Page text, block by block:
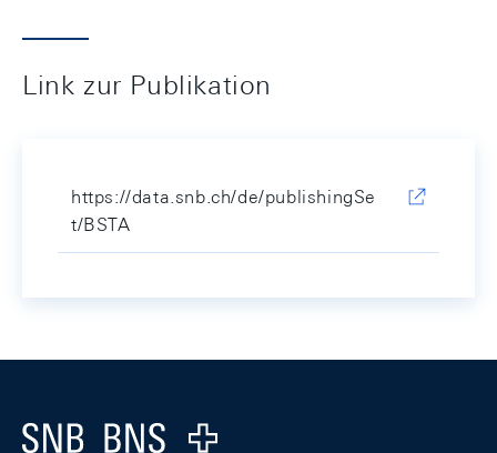
Link zur Publikation
https://data.snb.ch/de/publishingSe
t/BSTA
Logo